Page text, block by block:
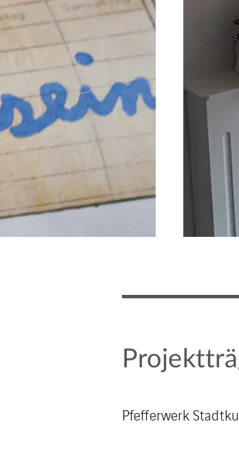
Pfefferwerk